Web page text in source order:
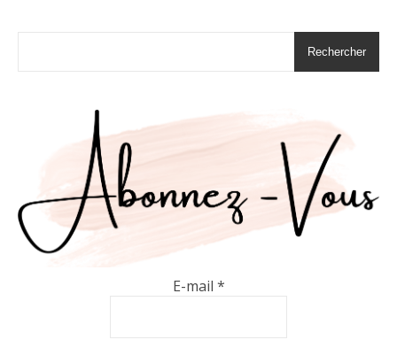
Rechercher
E-mail *